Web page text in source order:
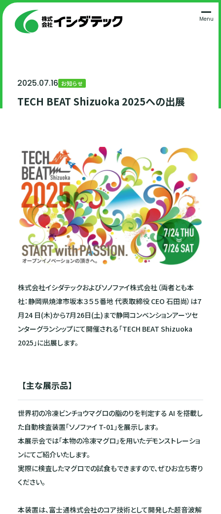
Menu
2025.07.16 お知らせ
TECH BEAT Shizuoka 2025への出展
株式会社イシダテックおよびソノファイ株式会社（両者とも本
社：静岡県焼津市坂本３５５番地 代表取締役 CEO 石田尚）は7
月24 日(木)から7月26日(土)まで静岡コンベンションアーツセ
ンターグランシップにて開催される「TECH BEAT Shizuoka
2025」に出展します。
【主な展示品】
世界初の冷凍ビンチョウマグロの脂のりを判定する AI を搭載し
た自動検査装置「ソノファイ T-01」を展示します。
本展示会では「本物の冷凍マグロ」を用いたデモンストレーショ
ンにてご紹介いたします。
実際に検査したマグロでの試食もできますので、ぜひお立ち寄り
ください。
本装置は、富士通株式会社のコア技術として開発した超音波解